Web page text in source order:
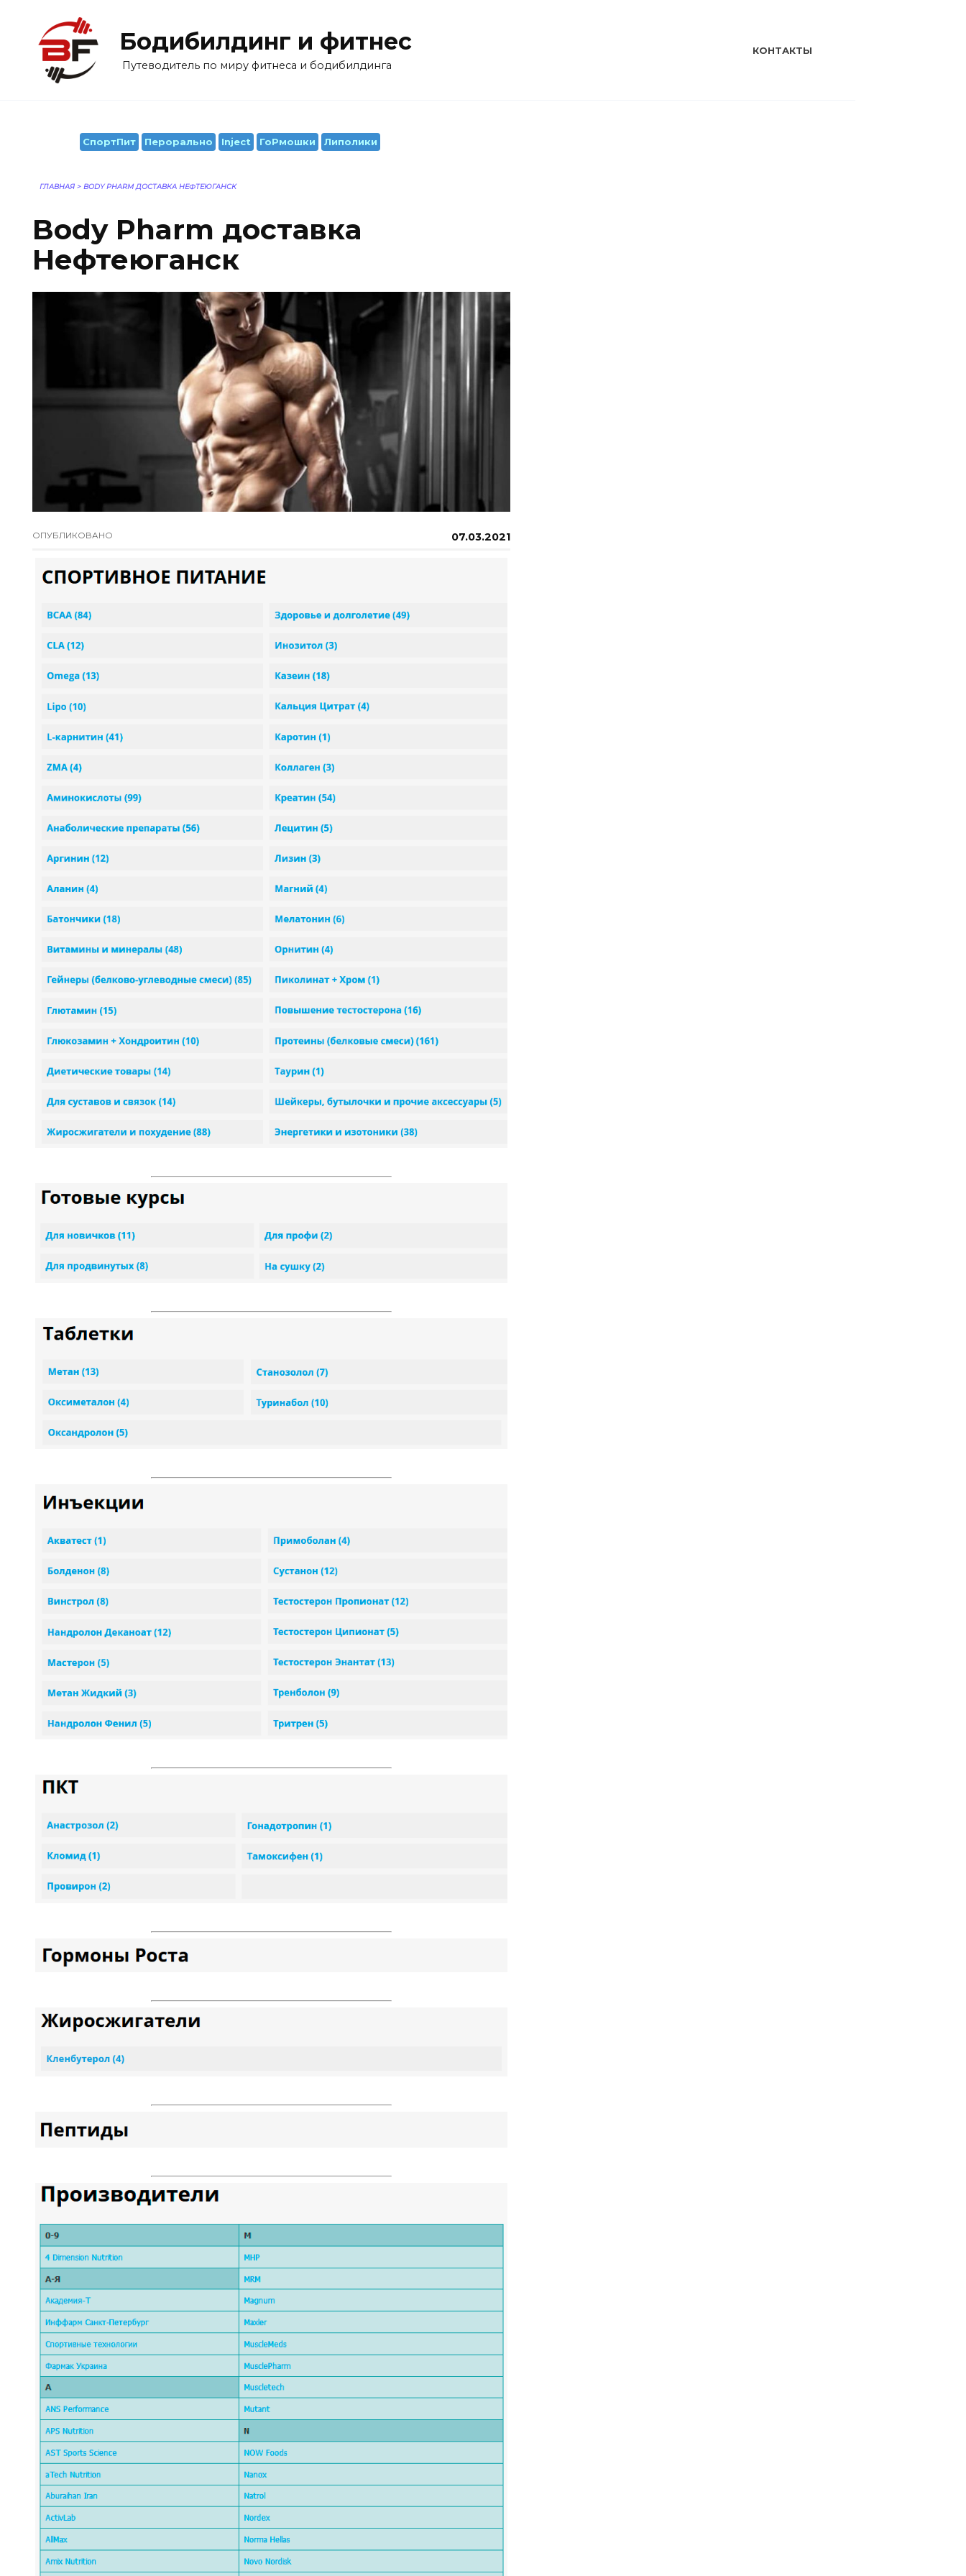
содержанию
Бодибилдинг и фитнес
Путеводитель по миру фитнеса и бодибилдинга
КОНТАКТЫ
СпортПит Перорально Inject ГоРмошки Липолики
ГЛАВНАЯ > BODY PHARM ДОСТАВКА НЕФТЕЮГАНСК
Body Pharm доставка
Нефтеюганск
ОПУБЛИКОВАНО 07.03.2021